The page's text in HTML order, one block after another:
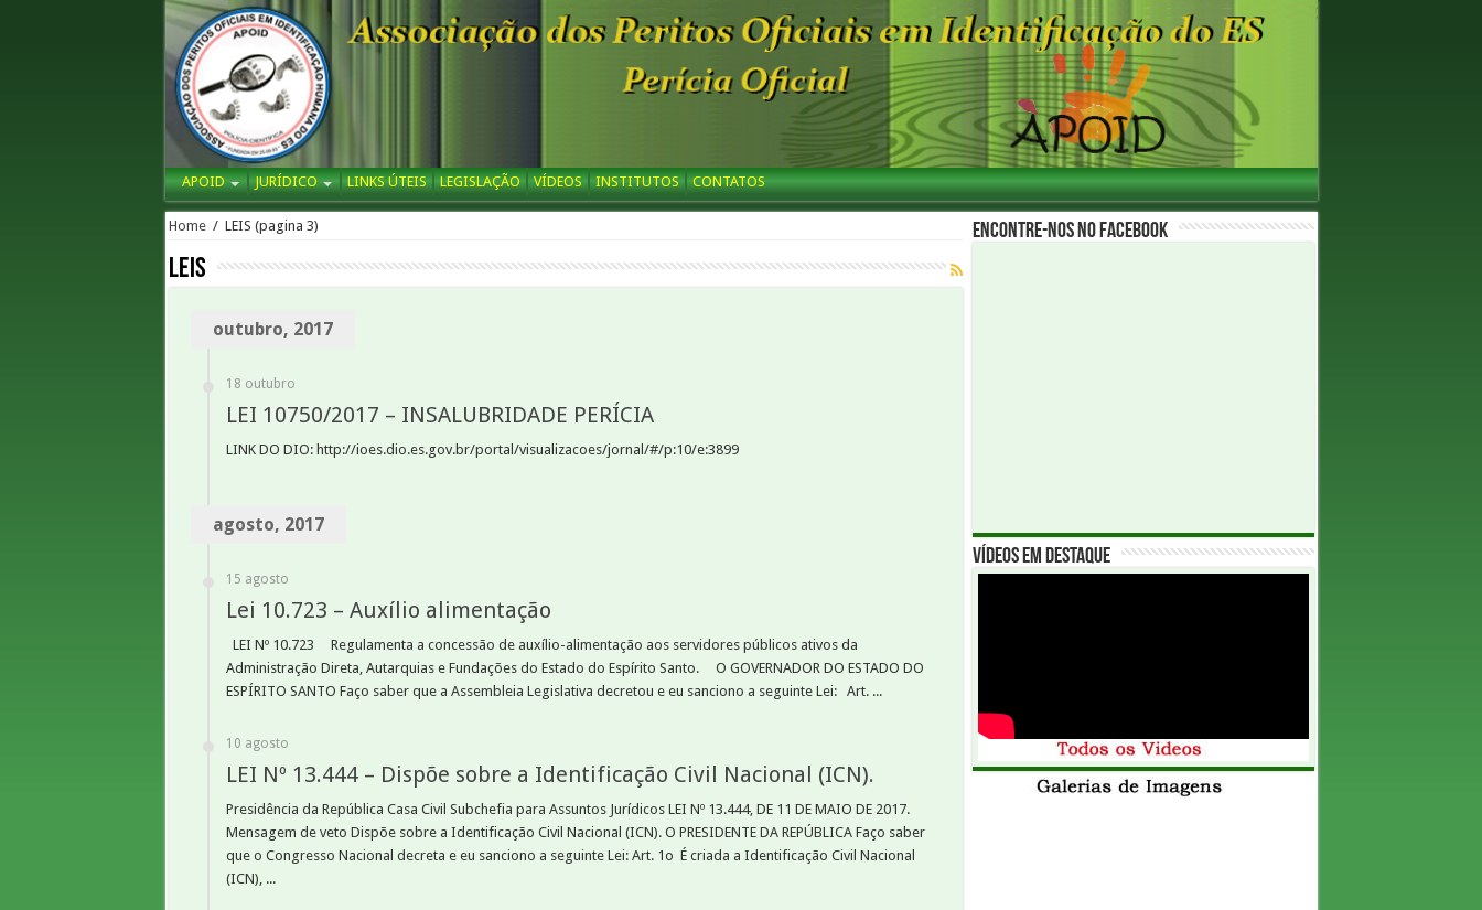
APOID JURÍDICO LINKS ÚTEIS LEGISLAÇÃO VÍDEOS INSTITUTOS CONTATOS
Home / LEIS (pagina 3)
LEIS
outubro, 2017
18 outubro
LEI 10750/2017 – INSALUBRIDADE PERÍCIA
LINK DO DIO: http://ioes.dio.es.gov.br/portal/visualizacoes/jornal/#/p:10/e:3899
agosto, 2017
15 agosto
Lei 10.723 – Auxílio alimentação
LEI Nº 10.723 Regulamenta a concessão de auxílio-alimentação aos servidores públicos ativos da
Administração Direta, Autarquias e Fundações do Estado do Espírito Santo. O GOVERNADOR DO ESTADO DO
ESPÍRITO SANTO Faço saber que a Assembleia Legislativa decretou e eu sanciono a seguinte Lei: Art. ...
10 agosto
LEI Nº 13.444 – Dispõe sobre a Identificação Civil Nacional (ICN).
Presidência da República Casa Civil Subchefia para Assuntos Jurídicos LEI Nº 13.444, DE 11 DE MAIO DE 2017.
Mensagem de veto Dispõe sobre a Identificação Civil Nacional (ICN). O PRESIDENTE DA REPÚBLICA Faço saber
que o Congresso Nacional decreta e eu sanciono a seguinte Lei: Art. 1o É criada a Identificação Civil Nacional
(ICN), ...
Encontre-nos no Facebook
Vídeos em Destaque